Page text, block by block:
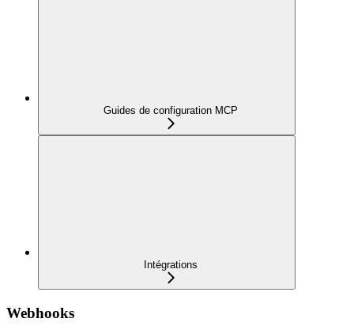
Guides de configuration MCP
Intégrations
Webhooks